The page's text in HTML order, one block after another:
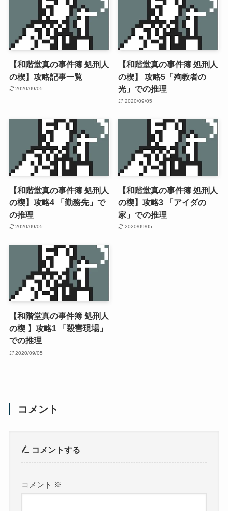
【和階堂真の事件簿 処刑人
の楔】攻略記事一覧
2020/09/05
【和階堂真の事件簿 処刑人
の楔】 攻略5「殉教者の
光」での推理
2020/09/05
【和階堂真の事件簿 処刑人
の楔】攻略4 「勤務先」で
の推理
2020/09/05
【和階堂真の事件簿 処刑人
の楔】攻略3 「アイダの
家」での推理
2020/09/05
【和階堂真の事件簿 処刑人
の楔 】攻略1 「殺害現場」
での推理
2020/09/05
コメント
コメントする
コメント ※